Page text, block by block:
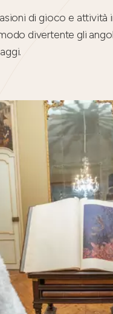
di gioco e attività
divertente gli